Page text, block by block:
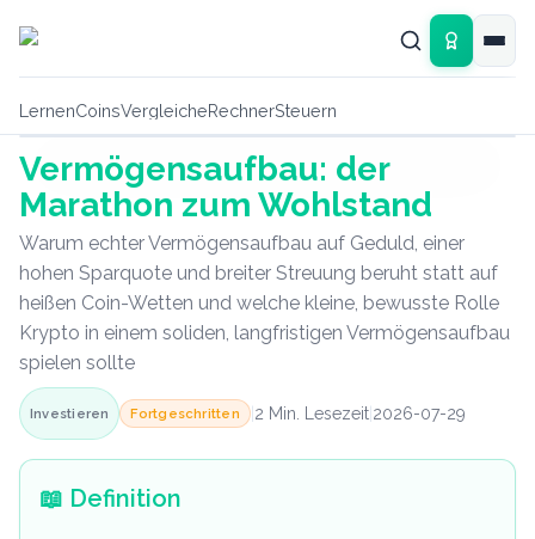
LernenCoinsVergleicheRechnerSteuern
Lexikon-Grafik
Vermögensaufbau: der
Marathon zum Wohlstand
Warum echter Vermögensaufbau auf Geduld, einer
hohen Sparquote und breiter Streuung beruht statt auf
heißen Coin-Wetten und welche kleine, bewusste Rolle
Krypto in einem soliden, langfristigen Vermögensaufbau
spielen sollte
Investieren Fortgeschritten | 2 Min. Lesezeit| 2026-07-29
📖 Definition